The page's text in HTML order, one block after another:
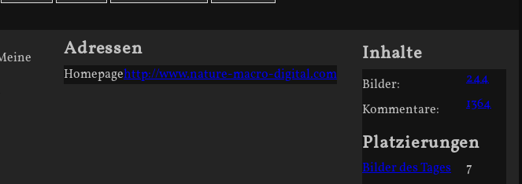
Adressen
Homepagehttp://www.nature-macro-digital.com
Inhalte
Bilder:
244
Kommentare:
1364
Platzierungen
Bilder des Tages 7